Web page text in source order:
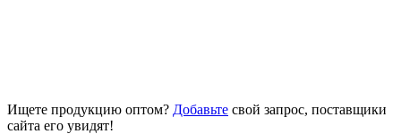
Ищете продукцию оптом? Добавьте свой запрос, поставщики
сайта его увидят!